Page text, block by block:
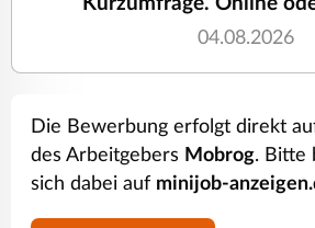
04.08.2026
Die Bewerbung erfolgt direkt
des Arbeitgebers Mobrog. Bitte
sich dabei auf minijob-